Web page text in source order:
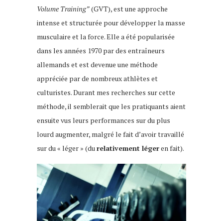
Volume Training”(GVT), est une approche
intense et structurée pour développer la masse
musculaire et la force. Elle a été popularisée
dans les années 1970 par des entraîneurs
allemands et est devenue une méthode
appréciée par de nombreux athlètes et
culturistes. Durant mes recherches sur cette
méthode, il semblerait que les pratiquants aient
ensuite vus leurs performances sur du plus
lourd augmenter, malgré le fait d’avoir travaillé
sur du « léger » (durelativement légeren fait).